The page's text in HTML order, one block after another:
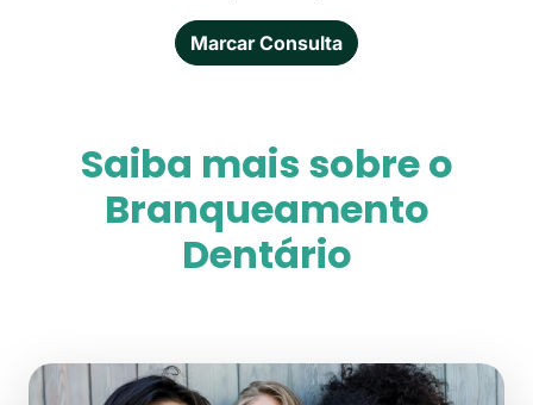
Marcar Consulta
Saiba mais sobre o
Branqueamento
Dentário